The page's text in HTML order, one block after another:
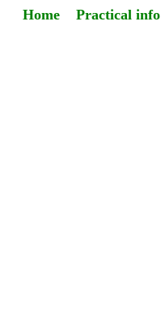
Home Practical info